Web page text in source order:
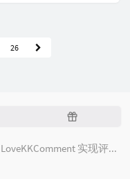
26
随
文
Typecho 通过 Alicloud 和插件 LoveKKComment 实现评论邮件通知